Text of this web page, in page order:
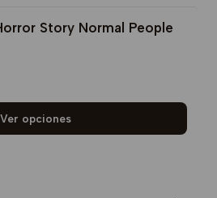
Story Normal People
Ver opciones